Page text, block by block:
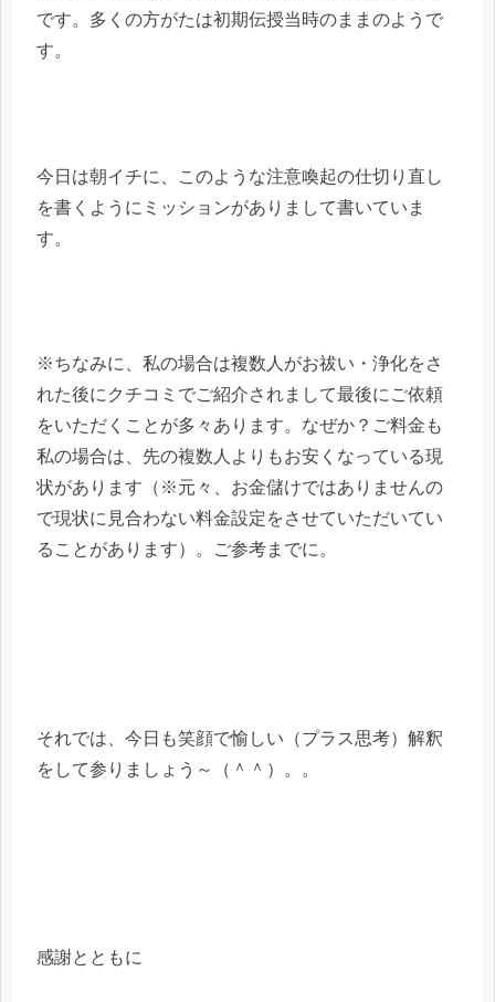
です。多くの方がたは初期伝授当時のままのようで
す。
今日は朝イチに、このような注意喚起の仕切り直し
を書くようにミッションがありまして書いていま
す。
※ちなみに、私の場合は複数人がお祓い・浄化をさ
れた後にクチコミでご紹介されまして最後にご依頼
をいただくことが多々あります。なぜか？ご料金も
私の場合は、先の複数人よりもお安くなっている現
状があります（※元々、お金儲けではありませんの
で現状に見合わない料金設定をさせていただいてい
ることがあります）。ご参考までに。
それでは、今日も笑顔で愉しい（プラス思考）解釈
をして参りましょう～（＾＾）。。
感謝とともに